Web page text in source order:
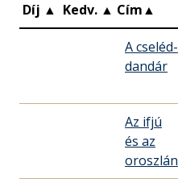
Díj ▲ Kedv. ▲ Cím▲
A cseléd-
dandár
Az ifjú
és az
oroszlán